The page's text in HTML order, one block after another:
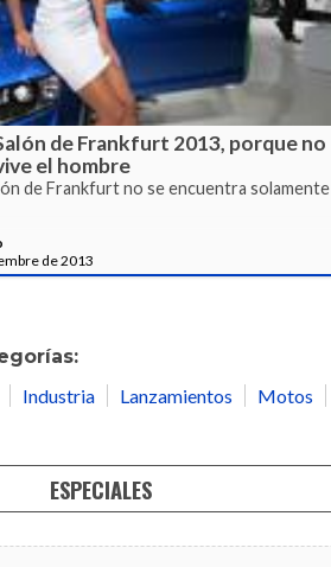
de Frankfurt 2013, porque no
el hombre
de Frankfurt no se encuentra solamente
de 2013
Industria Lanzamientos Motos
ESPECIALES